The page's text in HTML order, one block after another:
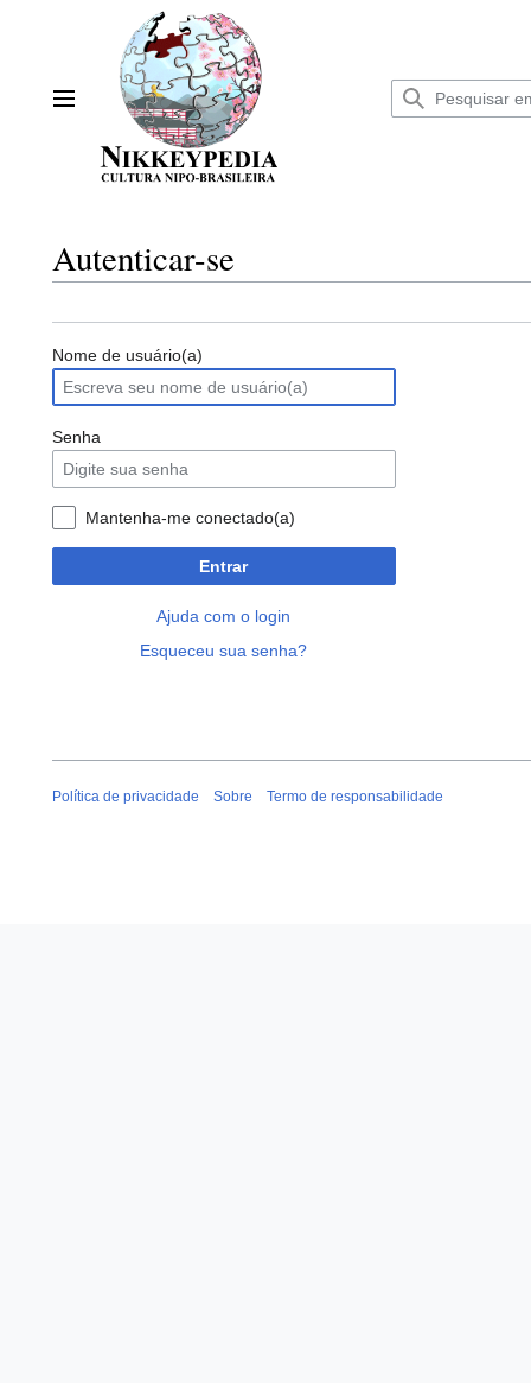
Menu principal
Autenticar-se
Nome de usuário(a)
Senha
Mantenha-me conectado(a)
Entrar
Ajuda com o login
Esqueceu sua senha?
Política de privacidade Sobre Termo de responsabilidade